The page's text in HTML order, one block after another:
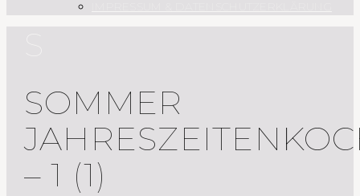
SOMMER
– 1 (1)